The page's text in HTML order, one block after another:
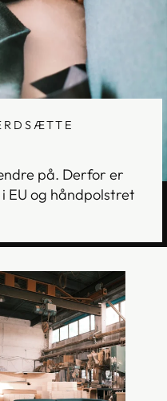
på. Derfor er
EU og håndpolstret